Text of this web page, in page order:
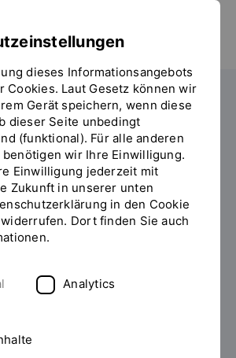
Studiengangübersicht
OF SCIENCE (B.SC.)
studieren
Mit dem Studiengang
möglich! Durch die Ausbildung an
eine optimale
Diese Kombination bietet
dieses Informationsangebots
Cookies. Laut Gesetz können wir
Gerät speichern, wenn diese
dieser Seite unbedingt
(funktional). Für alle anderen
benötigen wir Ihre Einwilligung.
Einwilligung jederzeit mit
Zukunft in unserer unten
in den Cookie
Dort finden Sie auch
Analytics